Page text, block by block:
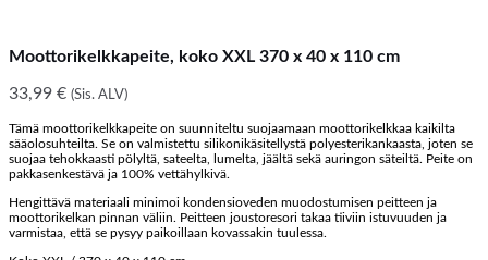
Moottorikelkkapeite, koko XXL 370 x 40 x 110 cm
33,99 € (Sis. ALV)
Tämä moottorikelkkapeite on suunniteltu suojaamaan moottorikelkkaa kaikilta
sääolosuhteilta. Se on valmistettu silikonikäsitellystä polyesterikankaasta, joten se
suojaa tehokkaasti pölyltä, sateelta, lumelta, jäältä sekä auringon säteiltä. Peite on
pakkasenkestävä ja 100% vettähylkivä.
Hengittävä materiaali minimoi kondensioveden muodostumisen peitteen ja
moottorikelkan pinnan väliin. Peitteen joustoresori takaa tiiviin istuvuuden ja
varmistaa, että se pysyy paikoillaan kovassakin tuulessa.